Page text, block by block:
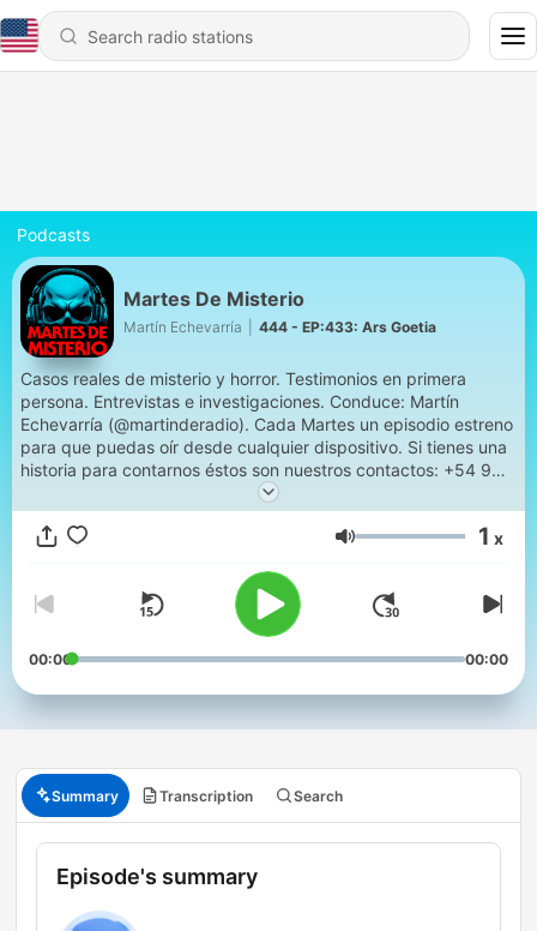
Podcasts
Martes De Misterio
Martín Echevarría 444 - EP:433: Ars Goetia
Casos reales de misterio y horror. Testimonios en primera
persona. Entrevistas e investigaciones. Conduce: Martín
Echevarría (@martinderadio). Cada Martes un episodio estreno
para que puedas oír desde cualquier dispositivo. Si tienes una
historia para contarnos éstos son nuestros contactos: +54 9
223 6155802 (Whatsapp Producción) // @martesdemisterio
(Instagram) // mail: martesdemisterio@gmail.com
Volume 1 x
00:00 00:00
Summary Transcription Search
Episode's summary